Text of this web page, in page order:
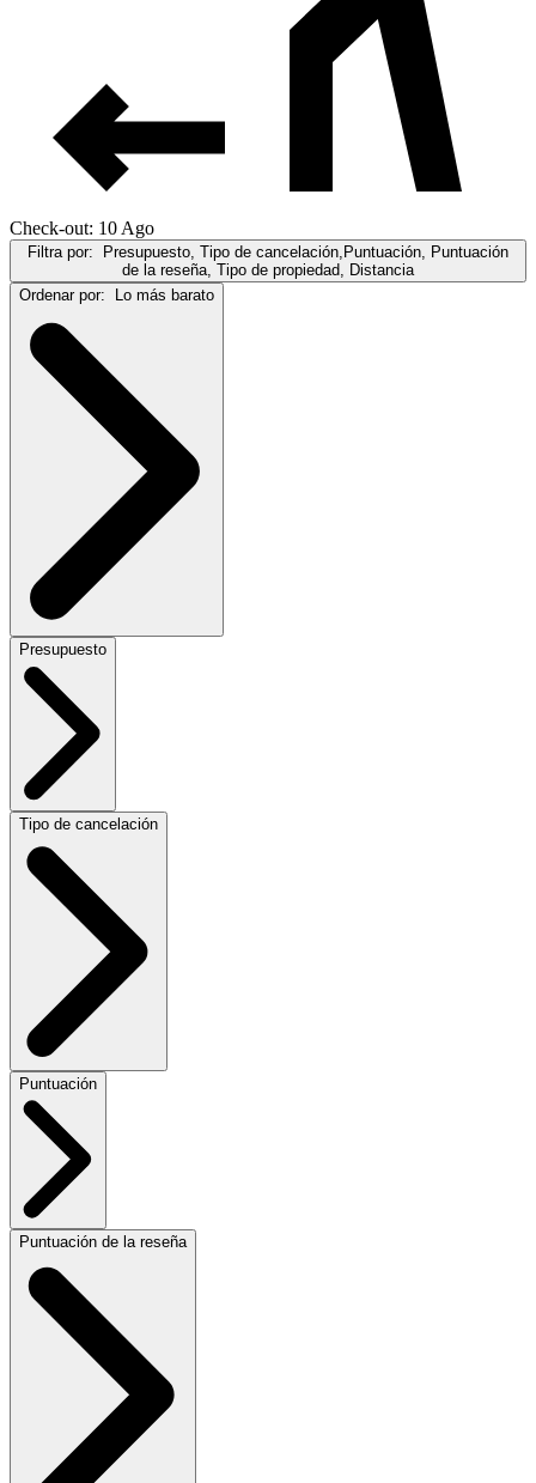
Check-out: 10 Ago
Filtra por:
Presupuesto, Tipo de cancelación,Puntuación, Puntuación
de la reseña, Tipo de propiedad, Distancia
Ordenar por:
Lo más barato
Presupuesto
Tipo de cancelación
Puntuación
Puntuación de la reseña